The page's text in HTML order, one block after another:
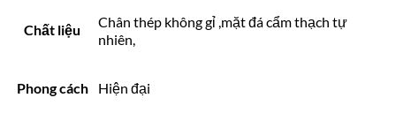
Chất liệu
Chân thép không gỉ ,mặt đá cẩm thạch tự
nhiên,
Phong cách Hiện đại